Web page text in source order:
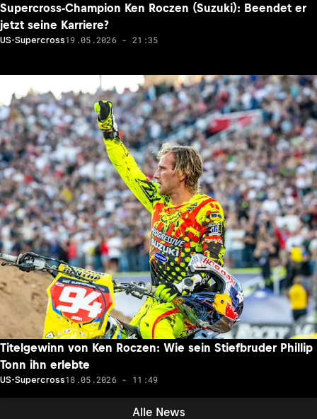
Alle News
Supercross-Champion Ken Roczen (Suzuki): Beendet er
jetzt seine Karriere?
US-Supercross19.05.2026 - 21:35
Titelgewinn von Ken Roczen: Wie sein Stiefbruder Phillip
Tonn ihn erlebte
US-Supercross18.05.2026 - 11:49